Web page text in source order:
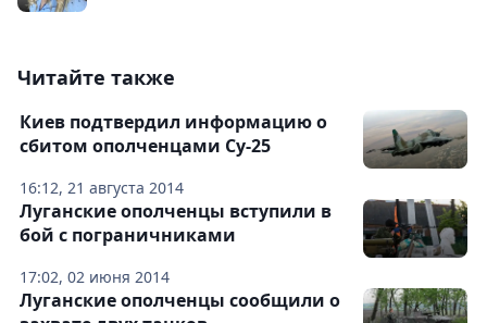
Читайте также
16:12, 21 августа 2014
Киев подтвердил информацию о
сбитом ополченцами Су-25
17:02, 02 июня 2014
Луганские ополченцы вступили в
бой с пограничниками
Луганские ополченцы сообщили о